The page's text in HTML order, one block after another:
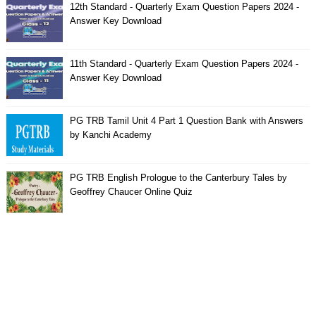
12th Standard - Quarterly Exam Question Papers 2024 -
Answer Key Download
11th Standard - Quarterly Exam Question Papers 2024 -
Answer Key Download
PG TRB Tamil Unit 4 Part 1 Question Bank with Answers
by Kanchi Academy
PG TRB English Prologue to the Canterbury Tales by
Geoffrey Chaucer Online Quiz